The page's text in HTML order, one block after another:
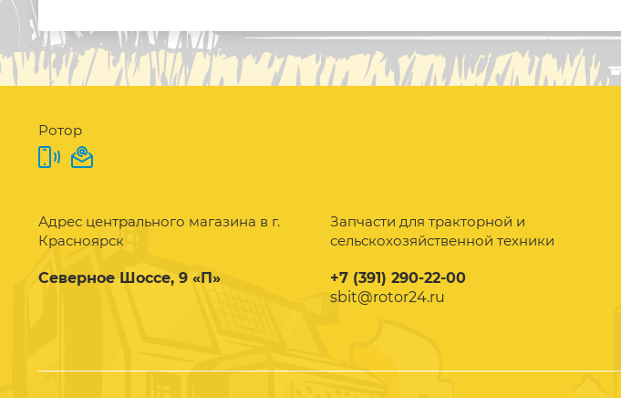
Ротор
Адрес центрального магазина в г.
Красноярск
Северное Шоссе, 9 «П»
Запчасти для тракторной и
сельскохозяйственной техники
+7 (391) 290-22-00
sbit@rotor24.ru